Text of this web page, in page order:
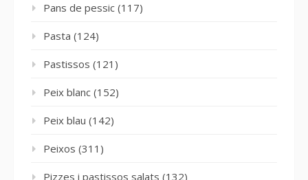
Pans de pessic (117)
Pasta (124)
Pastissos (121)
Peix blanc (152)
Peix blau (142)
Peixos (311)
Pizzes i pastissos salats (132)